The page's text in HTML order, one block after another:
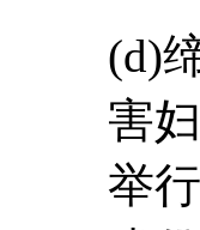
(d)
害
举